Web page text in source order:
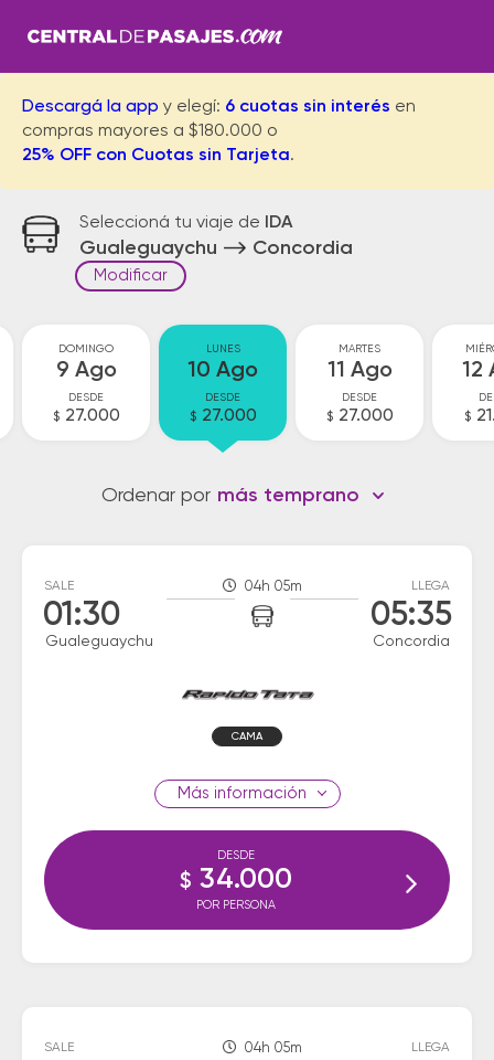
Descargá la app y elegí: 6 cuotas sin interés en
compras mayores a $180.000 o
25% OFF con Cuotas sin Tarjeta.
Seleccioná tu viaje de IDA
Gualeguaychu Concordia
Modificar
DOMINGO
9 Ago
DESDE
$ 27.000
LUNES
10 Ago
DESDE
$ 27.000
MARTES
11 Ago
DESDE
$ 27.000
12
$
Ordenar por más temprano
SALE
01:30
Gualeguaychu
04h 05m LLEGA
05:35
Concordia
CAMA
información
DESDE
$ 34.000
POR PERSONA
SALE 04h 05m LLEGA